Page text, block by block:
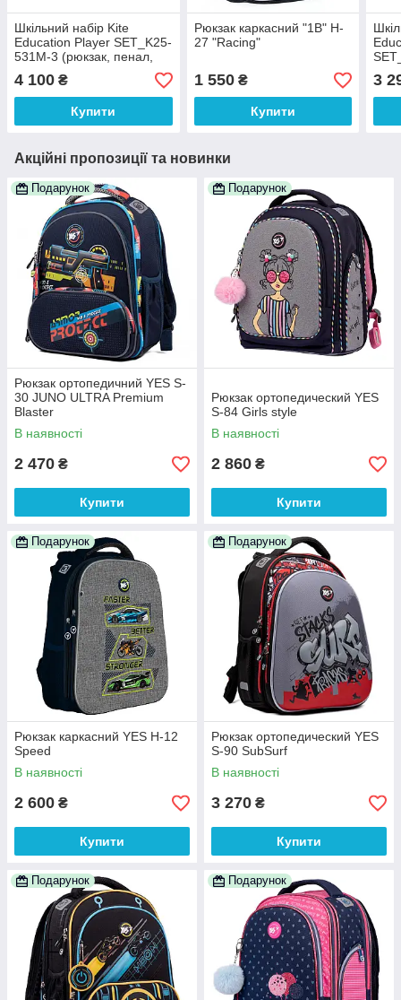
Шкільний набір Kite
Education Player SET_K25-
531M-3 (рюкзак, пенал,
сумка)
4 100 ₴
Купити
Рюкзак каркасний "1В" H-
27 "Racing"
1 550₴
Купити
3
Акційні пропозиції та новинки
Подарунок
Рюкзак ортопедичний YES S-
30 JUNO ULTRA Premium
Blaster
В наявності
2 470 ₴
Купити
Подарунок
Рюкзак ортопедический YES
S-84 Girls style
В наявності
2 860 ₴
Купити
Подарунок
Рюкзак каркасний YES H-12
Speed
В наявності
2 600 ₴
Купити
Подарунок
Рюкзак ортопедический YES
S-90 SubSurf
В наявності
3 270 ₴
Купити
Подарунок Подарунок